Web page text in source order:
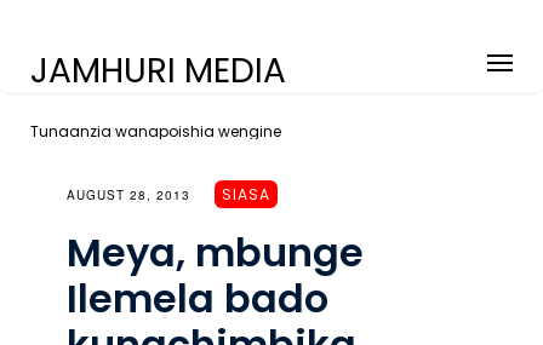
JAMHURI MEDIA
Tunaanzia wanapoishia wengine
AUGUST 28, 2013 SIASA
Meya, mbunge
Ilemela bado